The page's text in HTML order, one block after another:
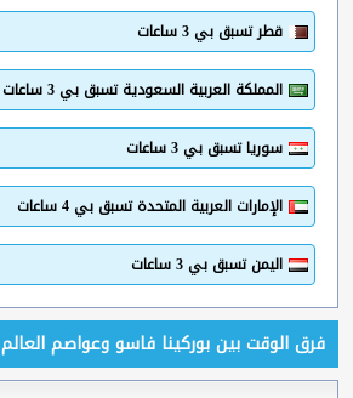
قطر تسبق بي 3 ساعات
المملكة العربية السعودية تسبق بي 3 ساعات
سوريا تسبق بي 3 ساعات
الإمارات العربية المتحدة تسبق بي 4 ساعات
اليمن تسبق بي 3 ساعات
فرق الوقت بين بوركينا فاسو وعواصم العالم